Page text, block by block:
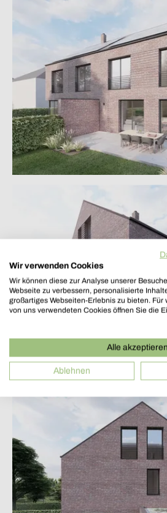
Wir verwenden Cookies
Wir können diese zur Analyse unserer
Webseite zu verbessern, personalisierte
großartiges Webseiten-Erlebnis zu bieten. Für
von uns verwendeten Cookies öffnen Sie die
Alle akzeptieren
Ablehnen